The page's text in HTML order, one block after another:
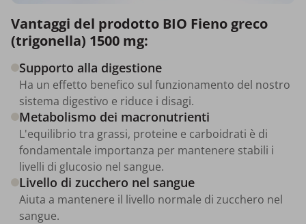
Vantaggi del prodotto BIO Fieno greco
(trigonella) 1500 mg:
Supporto alla digestione
Ha un effetto benefico sul funzionamento del nostro
sistema digestivo e riduce i disagi.
Metabolismo dei macronutrienti
L'equilibrio tra grassi, proteine e carboidrati è di
fondamentale importanza per mantenere stabili i
livelli di glucosio nel sangue.
Livello di zucchero nel sangue
Aiuta a mantenere il livello normale di zucchero nel
sangue.